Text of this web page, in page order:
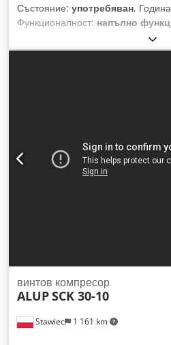
Състояние: употребяван,
Функционалност: напълно
компресор ALUP ALLEGRO38,
след сервизно обслужване.
производителност: 6,03 м³/мин;
Stawiec 1 161 km
винтов компресор
ALUPSCK 30-10